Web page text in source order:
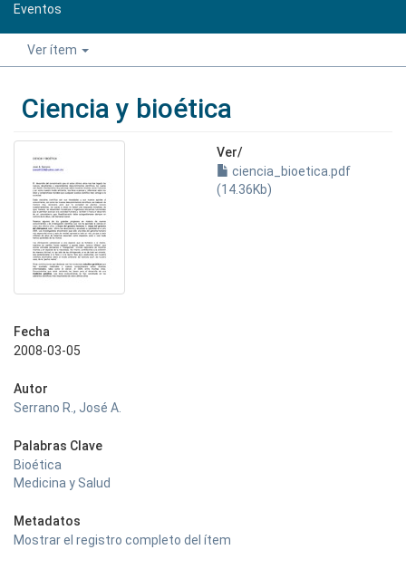
Eventos
Ver ítem
Ciencia y bioética
Ver/
ciencia_bioetica.pdf
(14.36Kb)
Fecha
2008-03-05
Autor
Serrano R., José A.
Palabras Clave
Bioética
Medicina y Salud
Metadatos
Mostrar el registro completo del ítem